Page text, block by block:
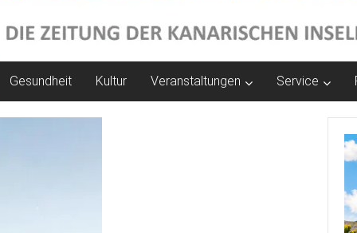
Gesundheit Kultur Veranstaltungen Service